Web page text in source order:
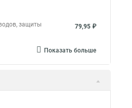
защиты
79,95 ₽
Показать больше